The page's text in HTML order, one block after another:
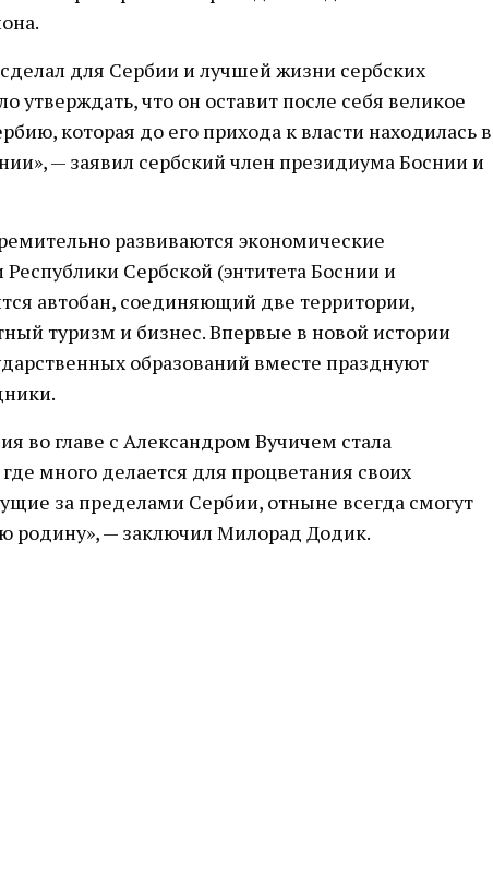
сделал для Сербии и лучшей жизни сербских
утверждать, что он оставит после себя великое
которая до его прихода к власти находилась в
— заявил сербский член президиума Боснии и
развиваются экономические
Сербской (энтитета Боснии и
автобан, соединяющий две территории,
туризм и бизнес. Впервые в новой истории
образований вместе празднуют
во главе с Александром Вучичем стала
много делается для процветания своих
за пределами Сербии, отныне всегда смогут
родину», — заключил Милорад Додик.